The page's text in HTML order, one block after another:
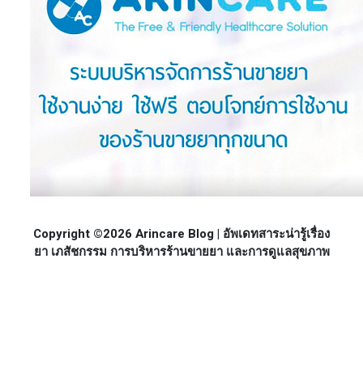
Copyright ©2026 Arincare Blog | อัพเดทสาระน่ารู้เรื่อง
ยา เภสัชกรรม การบริหารร้านขายยา และการดูแลสุขภาพ